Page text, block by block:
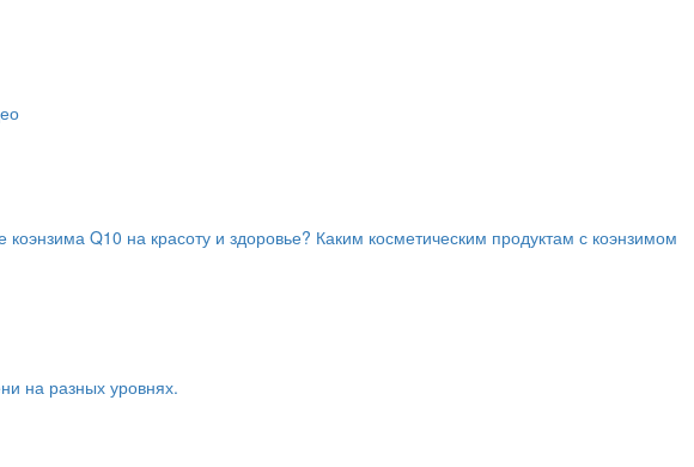
Q10 на красоту и здоровье? Каким косметическим продуктам с коэнзимом
на разных уровнях.